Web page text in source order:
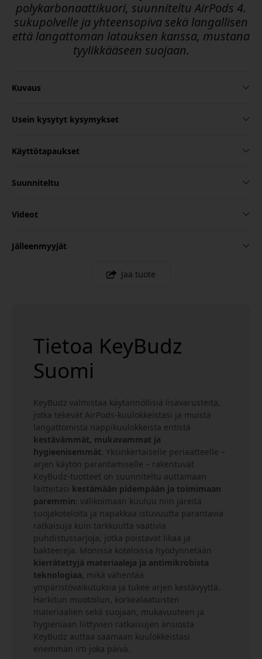
polykarbonaattikuori, suunniteltu AirPods 4.
sukupolvelle ja yhteensopiva sekä langallisen
että langattoman latauksen kanssa, mustana
tyylikkääseen suojaan.
Kuvaus
Usein kysytyt kysymykset
Käyttötapaukset
Suunniteltu
Videot
Jälleenmyyjät
Jaa tuote
Tietoa KeyBudz
Suomi
KeyBudz valmistaa käytännöllisiä lisävarusteita,
jotka tekevät AirPods-kuulokkeistasi ja muista
langattomista nappikuulokkeista entistä
kestävämmät, mukavammat ja
hygieenisemmät. Yksinkertaiselle periaatteelle –
arjen käytön parantamiselle – rakentuvat
KeyBudz-tuotteet on suunniteltu auttamaan
laitteitasi kestämään pidempään ja toimimaan
paremmin: valikoimaan kuuluu niin järeitä
suojakoteloita ja napakkaa istuvuutta parantavia
ratkaisuja kuin tarkkuutta vaativia
puhdistussarjoja, jotka poistavat likaa ja
bakteereja. Monissa koteloissa hyödynnetään
kierrätettyjä materiaaleja ja antimikrobista
teknologiaa, mikä vähentää
ympäristövaikutuksia ja tukee arjen kestävyyttä.
Harkitun muotoilun, korkealaatuisten
materiaalien sekä suojaan, mukavuuteen ja
hygieniaan liittyvien ratkaisujen ansiosta
KeyBudz auttaa saamaan kuulokkeistasi
enemmän irti joka päivä.